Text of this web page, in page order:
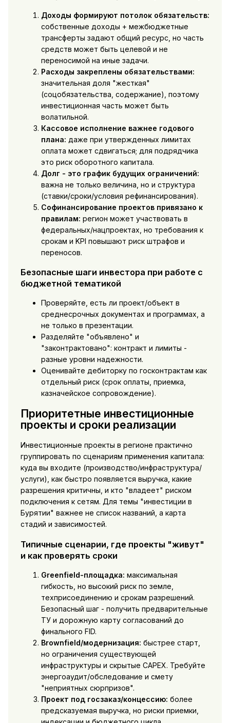
Доходы формируют потолок обязательств:
собственные доходы + межбюджетные
трансферты задают общий ресурс, но часть
средств может быть целевой и не
переносимой на иные задачи.
Расходы закреплены обязательствами:
значительная доля "жесткая"
(соцобязательства, содержание), поэтому
инвестиционная часть может быть
волатильной.
Кассовое исполнение важнее годового
плана: даже при утвержденных лимитах
оплата может сдвигаться; для подрядчика
это риск оборотного капитала.
Долг - это график будущих ограничений:
важна не только величина, но и структура
(ставки/сроки/условия рефинансирования).
Софинансирование проектов привязано к
правилам: регион может участвовать в
федеральных/нацпроектах, но требования к
срокам и KPI повышают риск штрафов и
переносов.
Безопасные шаги инвестора при работе с
бюджетной тематикой
Проверяйте, есть ли проект/объект в
среднесрочных документах и программах, а
не только в презентации.
Разделяйте "объявлено" и
"законтрактовано": контракт и лимиты -
разные уровни надежности.
Оценивайте дебиторку по госконтрактам как
отдельный риск (срок оплаты, приемка,
казначейское сопровождение).
Приоритетные инвестиционные
проекты и сроки реализации
Инвестиционные проекты в регионе практично
группировать по сценариям применения капитала:
куда вы входите (производство/инфраструктура/
услуги), как быстро появляется выручка, какие
разрешения критичны, и кто "владеет" риском
подключения к сетям. Для темы "инвестиции в
Бурятии" важнее не список названий, а карта
стадий и зависимостей.
Типичные сценарии, где проекты "живут"
и как проверять сроки
Greenfield-площадка: максимальная
гибкость, но высокий риск по земле,
техприсоединению и срокам разрешений.
Безопасный шаг - получить предварительные
ТУ и дорожную карту согласований до
финального FID.
Brownfield/модернизация: быстрее старт,
но ограничения существующей
инфраструктуры и скрытые CAPEX. Требуйте
энергоаудит/обследование и смету
"неприятных сюрпризов".
Проект под госзаказ/концессию: более
предсказуемая выручка, но риски приемки,